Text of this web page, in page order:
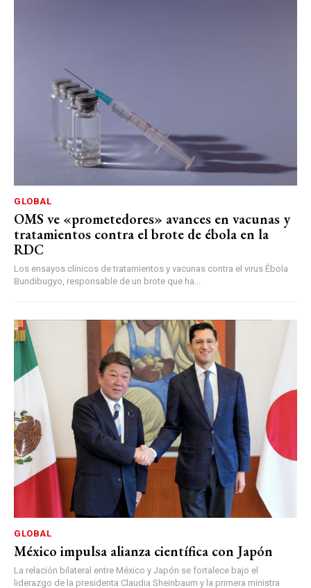
GLOBAL
OMS ve «prometedores» avances en vacunas y
tratamientos contra el brote de ébola en la
RDC
Los ensayos clínicos de tratamientos y vacunas contra el virus Ébola
Bundibugyo, responsable de un brote que ha...
GLOBAL
México impulsa alianza científica con Japón
La relación bilateral entre México y Japón se fortalece bajo el
liderazgo de la presidenta Claudia Sheinbaum y la primera ministra